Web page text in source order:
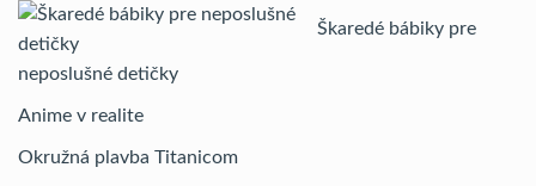
Škaredé bábiky pre
neposlušné detičky
Anime v realite
Okružná plavba Titanicom